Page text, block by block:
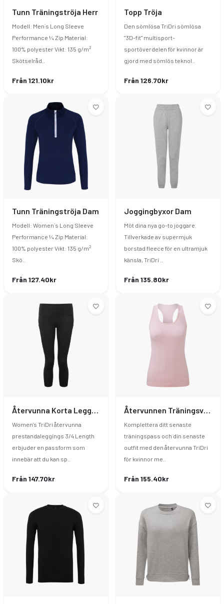
Tunn Träningströja Herr
Modell: Men´s Long Sleeve
Performance ¼ Zip Material:
100% polyester Vikt: 135 g/m²
Skötselråd..
Från 121.10kr
Topp Tröja
Den sömlösa TriDri sömlösa
"3D-fit" multisport-
sportöverdelen för kvinnor är
gjord med sömlös teknol..
Från 126.70kr
Tunn Träningströja Dam
Modell: Women´s Long Sleeve
Performance ¼ Zip Material:
100% polyester Vikt: 135 g/m²
Skö..
Från 127.40kr
Joggingbyxor Dam
Möt dina nya go-to joggare.
Tillverkade av supermjuk
borstad fleece för en ultramjuk
känsla, TriDri ..
Från 135.80kr
Återvunna Korta Leggings
Women's TriDri återvunna
prestandaleggings 3/4 Length
erbjuder en passform som
innebär att du kan sp..
Från 147.70kr
Återvunnen Träningsväst Dam
Komplettera ditt senaste
träningspass och din senaste
outfit med den återvunna TriDri
för kvinnor me..
Från 155.40kr